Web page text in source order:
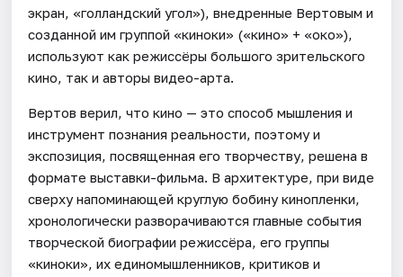
экран, «голландский угол»), внедренные Вертовым и
созданной им группой «киноки» («кино» + «око»),
используют как режиссёры большого зрительского
кино, так и авторы видео-арта.
Вертов верил, что кино — это способ мышления и
инструмент познания реальности, поэтому и
экспозиция, посвященная его творчеству, решена в
формате выставки-фильма. В архитектуре, при виде
сверху напоминающей круглую бобину кинопленки,
хронологически разворачиваются главные события
творческой биографии режиссёра, его группы
«киноки», их единомышленников, критиков и